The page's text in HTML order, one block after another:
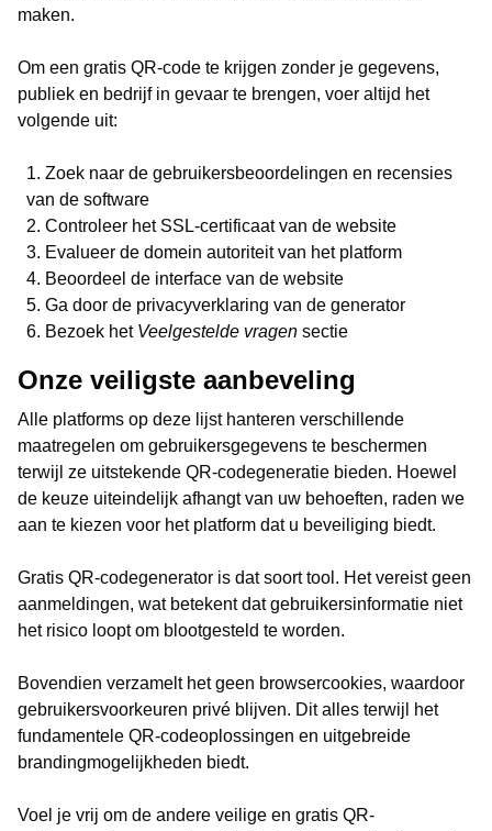
maken.
Om een gratis QR-code te krijgen zonder je gegevens,
publiek en bedrijf in gevaar te brengen, voer altijd het
volgende uit:
Zoek naar de gebruikersbeoordelingen en recensies
van de software
Controleer het SSL-certificaat van de website
Evalueer de domein autoriteit van het platform
Beoordeel de interface van de website
Ga door de privacyverklaring van de generator
Bezoek het Veelgestelde vragen sectie
Onze veiligste aanbeveling
Alle platforms op deze lijst hanteren verschillende
maatregelen om gebruikersgegevens te beschermen
terwijl ze uitstekende QR-codegeneratie bieden. Hoewel
de keuze uiteindelijk afhangt van uw behoeften, raden we
aan te kiezen voor het platform dat u beveiliging biedt.
Gratis QR-codegenerator is dat soort tool. Het vereist geen
aanmeldingen, wat betekent dat gebruikersinformatie niet
het risico loopt om blootgesteld te worden.
Bovendien verzamelt het geen browsercookies, waardoor
gebruikersvoorkeuren privé blijven. Dit alles terwijl het
fundamentele QR-codeoplossingen en uitgebreide
brandingmogelijkheden biedt.
Voel je vrij om de andere veilige en gratis QR-